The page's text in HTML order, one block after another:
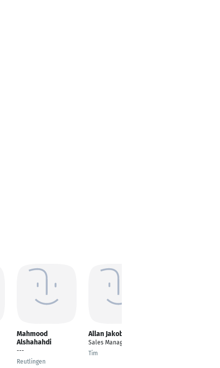
Mahmood
Alshahahdi
---
Reutlingen
Allan Jakobsen
Sales Manager Nordic
Tim